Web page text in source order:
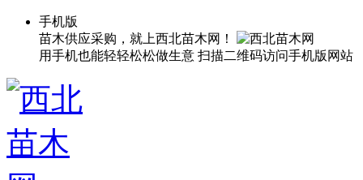
手机版
苗木供应采购，就上西北苗木网！
用手机也能轻轻松松做生意 扫描二维码访问手机版网站